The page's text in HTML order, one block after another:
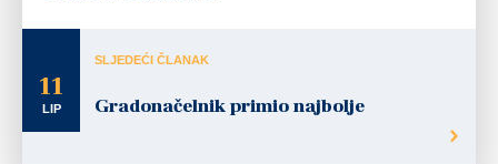
11
LIP
SLJEDEĆI ČLANAK
Gradonačelnik primio najbolje